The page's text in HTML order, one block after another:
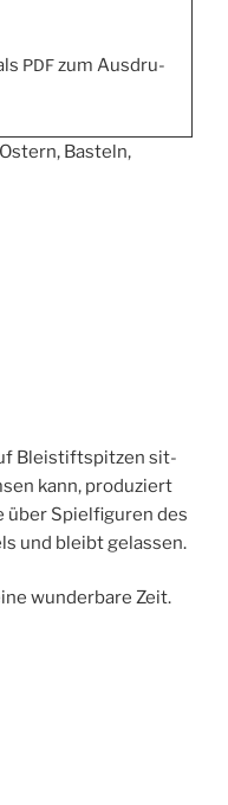
PDFzum Aus­dru­
Blei­stift­spit­zen sit­
kann, pro­du­ziert
über Spiel­fi­gu­ren des
und bleibt gelassen.
wun­der­ba­re Zeit.